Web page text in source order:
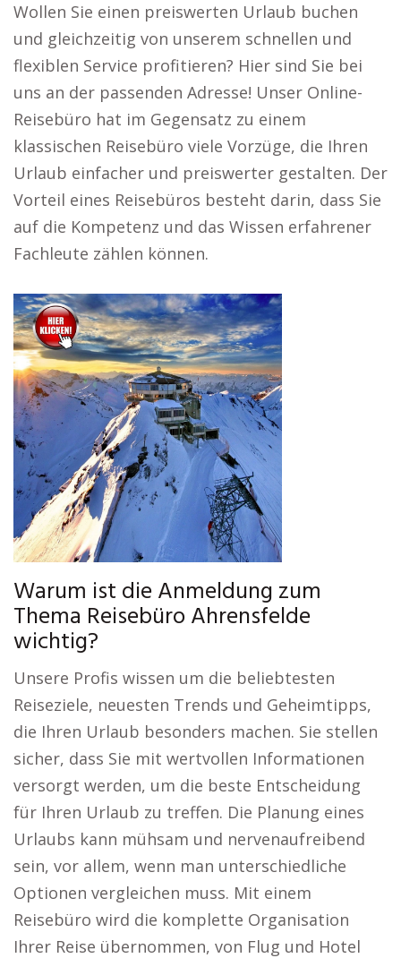
Wollen Sie einen preiswerten Urlaub buchen
und gleichzeitig von unserem schnellen und
flexiblen Service profitieren? Hier sind Sie bei
uns an der passenden Adresse! Unser Online-
Reisebüro hat im Gegensatz zu einem
klassischen Reisebüro viele Vorzüge, die Ihren
Urlaub einfacher und preiswerter gestalten. Der
Vorteil eines Reisebüros besteht darin, dass Sie
auf die Kompetenz und das Wissen erfahrener
Fachleute zählen können.
Warum ist die Anmeldung zum
Thema Reisebüro Ahrensfelde
wichtig?
Unsere Profis wissen um die beliebtesten
Reiseziele, neuesten Trends und Geheimtipps,
die Ihren Urlaub besonders machen. Sie stellen
sicher, dass Sie mit wertvollen Informationen
versorgt werden, um die beste Entscheidung
für Ihren Urlaub zu treffen. Die Planung eines
Urlaubs kann mühsam und nervenaufreibend
sein, vor allem, wenn man unterschiedliche
Optionen vergleichen muss. Mit einem
Reisebüro wird die komplette Organisation
Ihrer Reise übernommen, von Flug und Hotel